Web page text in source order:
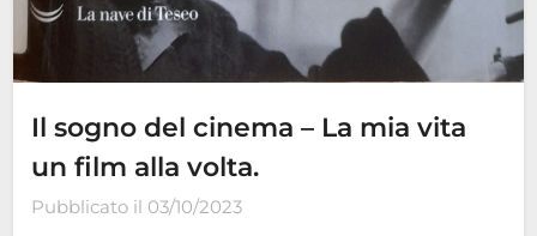
Il sogno del cinema – La mia vita
un film alla volta.
Pubblicato il 03/10/2023